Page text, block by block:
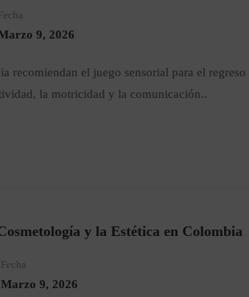
Fecha
9, 2026
recomiendan el juego sensorial para el regreso
la motricidad y la comunicación..
y la Estética en Colombia
Fecha
Marzo 9, 2026